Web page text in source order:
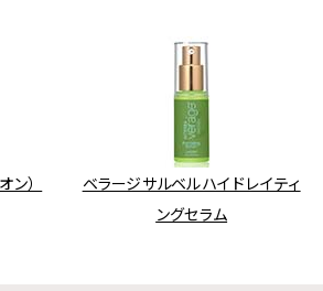
ン）
ベラージ サルベル ハイドレイティ
ングセラム